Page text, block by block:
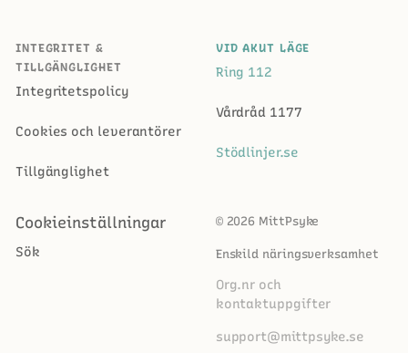
INTEGRITET &
TILLGÄNGLIGHET
Integritetspolicy
Cookies och leverantörer
Tillgänglighet
Cookieinställningar
Sök
VID AKUT LÄGE
Ring 112
Vårdråd 1177
Stödlinjer.se
© 2026 MittPsyke
Enskild näringsverksamhet
Org.nr och
kontaktuppgifter
support@mittpsyke.se